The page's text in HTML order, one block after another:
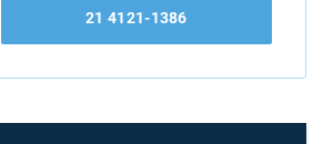
21 4121-1386